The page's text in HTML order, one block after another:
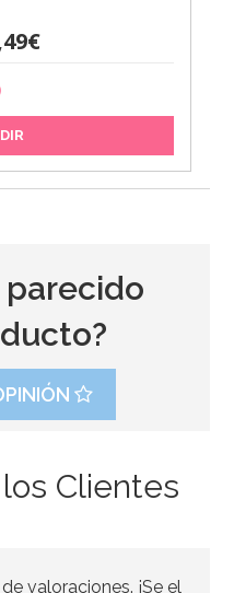
parecido
Clientes
valoraciones. ¡Se el